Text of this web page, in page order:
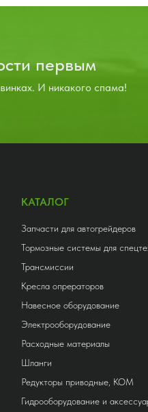
первым
И никакого спама!
КАТАЛОГ
Запчасти для автогрейдеров
Тормозные системы для
Трансмиссии
Кресла опрераторов
Навесное оборудование
Электрооборудование
Расходные материалы
Шланги
Редукторы приводные, КОМ
Гидрооборудование и